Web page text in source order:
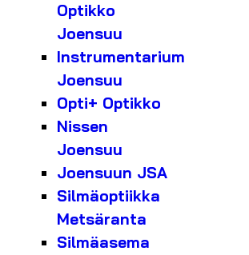
Optikko
Joensuu
Instrumentarium
Joensuu
Opti+ Optikko
Nissen
Joensuu
Joensuun JSA
Silmäoptiikka
Metsäranta
Silmäasema